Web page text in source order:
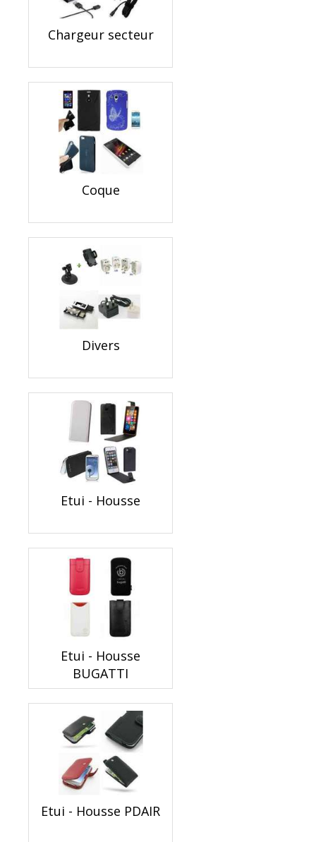
Chargeur secteur
Coque
Divers
Etui - Housse
Etui - Housse
BUGATTI
Etui - Housse PDAIR